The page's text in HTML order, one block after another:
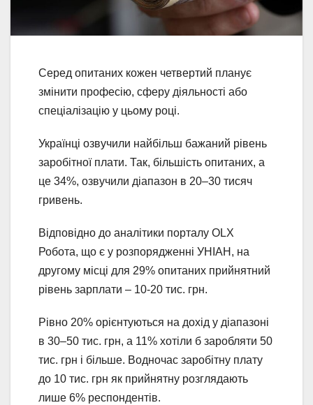
Серед опитаних кожен четвертий планує
змінити професію, сферу діяльності або
спеціалізацію у цьому році.
Українці озвучили найбільш бажаний рівень
заробітної плати. Так, більшість опитаних, а
це 34%, озвучили діапазон в 20–30 тисяч
гривень.
Відповідно до аналітики порталу OLX
Робота, що є у розпорядженні УНІАН, на
другому місці для 29% опитаних прийнятний
рівень зарплати – 10-20 тис. грн.
Рівно 20% орієнтуються на дохід у діапазоні
в 30–50 тис. грн, а 11% хотіли б заробляти 50
тис. грн і більше. Водночас заробітну плату
до 10 тис. грн як прийнятну розглядають
лише 6% респондентів.